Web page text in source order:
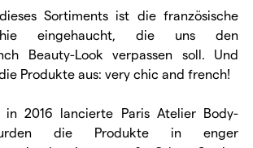
Sortiments ist die französische
eingehaucht, die uns den
Beauty-Look verpassen soll. Und
Produkte aus: very chic and french!
in 2016 lancierte Paris Atelier Body-
die Produkte in enger